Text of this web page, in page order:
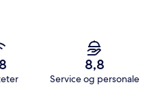
8,8
Service og personale